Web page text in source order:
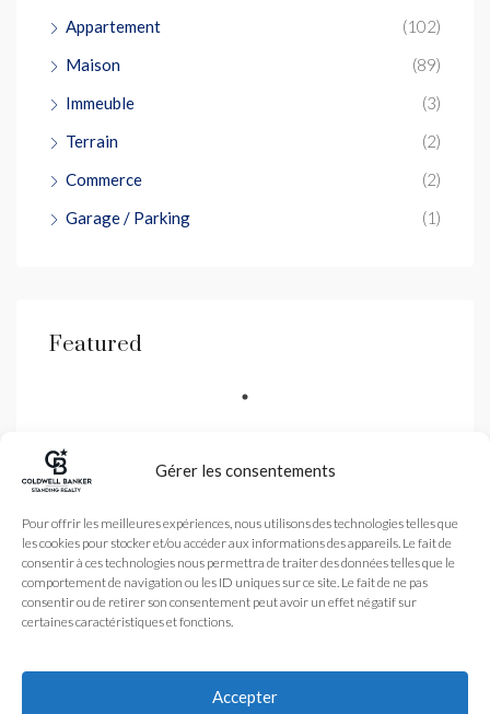
Gérer les consentements
Pour offrir les meilleures expériences, nous utilisons des technologies telles que
les cookies pour stocker et/ou accéder aux informations des appareils. Le fait de
consentir à ces technologies nous permettra de traiter des données telles que le
comportement de navigation ou les ID uniques sur ce site. Le fait de ne pas
consentir ou de retirer son consentement peut avoir un effet négatif sur
certaines caractéristiques et fonctions.
Accepter
Appartement
(102)
Maison
(89)
Immeuble
(3)
Terrain
(2)
Commerce
(2)
Garage / Parking
(1)
Featured
L’Agence
Coldwell Banker est une
agence immobilière
spécialisé dans la vente
de biens de luxe dans les
Alpes-Maritimes et
Monaco avec une agence
à Nice et Antibes
Plan du site